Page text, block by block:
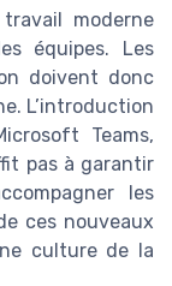
moderne
équipes. Les
doivent donc
L’introduction
Teams,
pas à garantir
les
ces nouveaux
culture de la